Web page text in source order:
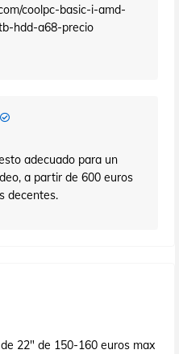
coolpc-basic-i-amd-
hdd-a68-precio
adecuado para un
a partir de 600 euros
decentes.
22" de 150-160 euros max